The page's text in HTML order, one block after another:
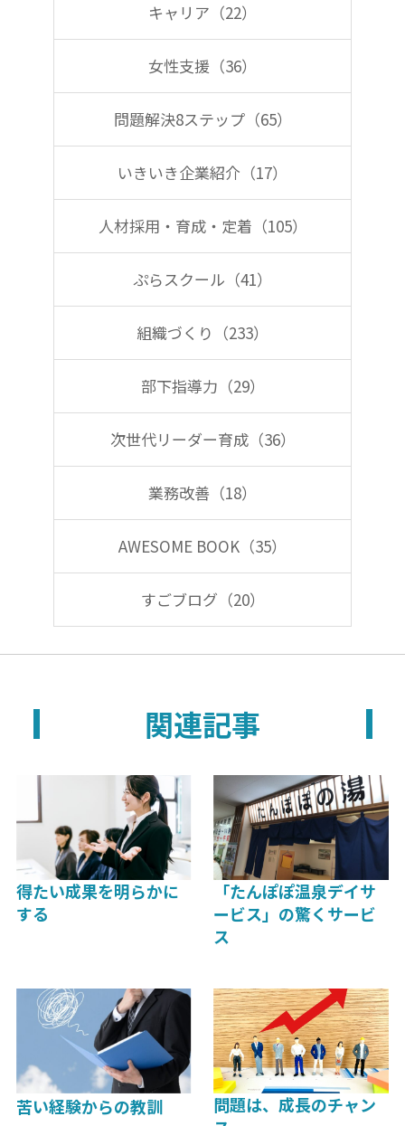
k キャリア（22）
女性支援（36）
問題解決8ステップ（65）
いきいき企業紹介（17）
人材採用・育成・定着（105）
ぷらスクール（41）
組織づくり（233）
部下指導力（29）
次世代リーダー育成（36）
業務改善（18）
AWESOME BOOK（35）
すごブログ（20）
関連記事
得たい成果を明らかに
する
「たんぽぽ温泉デイサ
ービス」の驚くサービ
ス
苦い経験からの教訓
問題は、成長のチャン